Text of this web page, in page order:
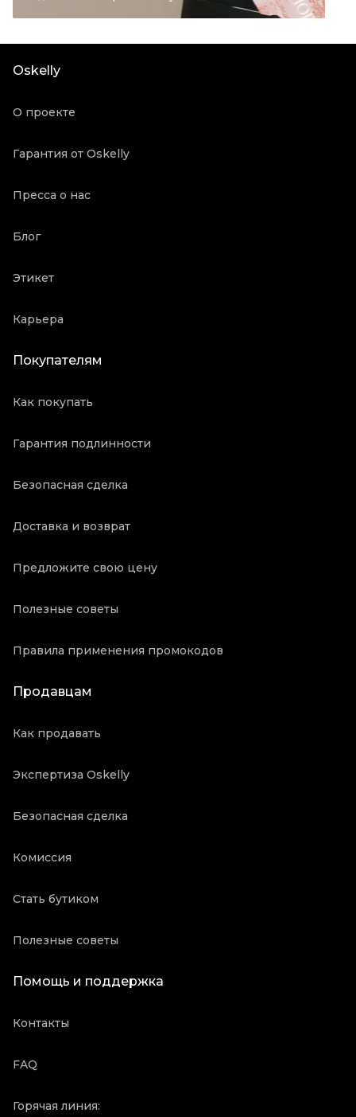
Цвет
Золотой
Oskelly ID
Oskelly
О проекте
Гарантия от Oskelly
Пресса о нас
Блог
Этикет
Карьера
Покупателям
Как покупать
Гарантия подлинности
Безопасная сделка
Доставка и возврат
Предложите свою цену
Полезные советы
Правила применения промокодов
Продавцам
Как продавать
Экспертиза Oskelly
Безопасная сделка
Комиссия
Стать бутиком
Полезные советы
Помощь и поддержка
Контакты
FAQ
Горячая линия: